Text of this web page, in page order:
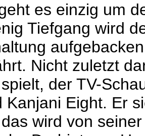
es einzig um
Tiefgang wird
Nicht zuletzt
der TV-
Kanjani Eight. Er
wird von